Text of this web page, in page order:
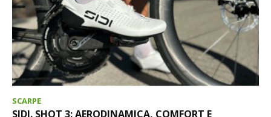
SCARPE
SIDI. SHOT 3: AERODINAMICA, COMFORT E